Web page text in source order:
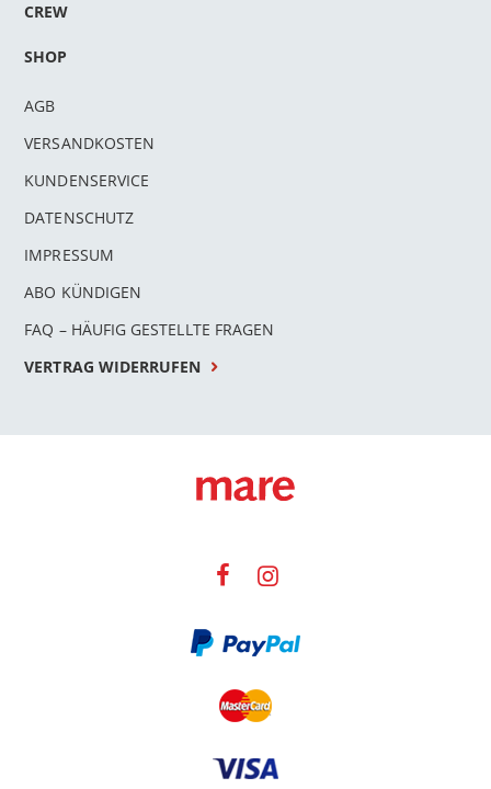
CREW
SHOP
AGB
VERSANDKOSTEN
KUNDENSERVICE
DATENSCHUTZ
IMPRESSUM
ABO KÜNDIGEN
FAQ – HÄUFIG GESTELLTE FRAGEN
VERTRAG WIDERRUFEN